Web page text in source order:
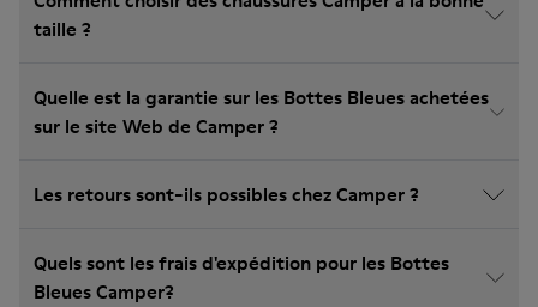
taille ?
Quelle est la garantie sur les Bottes Bleues achetées
sur le site Web de Camper ?
Les retours sont-ils possibles chez Camper ?
Quels sont les frais d'expédition pour les Bottes
Bleues Camper?